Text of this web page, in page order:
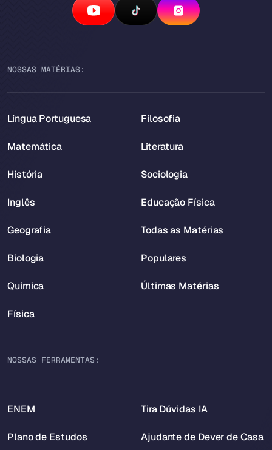
NOSSAS MATÉRIAS:
Língua Portuguesa
Matemática
História
Inglês
Geografia
Biologia
Química
Física
Filosofia
Literatura
Sociologia
Educação Física
Todas as Matérias
Populares
Últimas Matérias
NOSSAS FERRAMENTAS:
ENEM
Plano de Estudos
Tira Dúvidas IA
Ajudante de Dever de Casa